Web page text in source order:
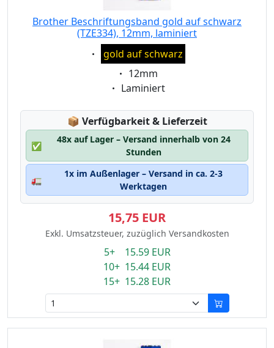
Brother Beschriftungsband gold auf schwarz
(TZE334), 12mm, laminiert
Eigenschaft:
gold auf schwarz
Eigenschaft:
12mm
Eigenschaft:
Laminiert
📦 Lagerstatus:
Verfügbarkeit & Lieferzeit
✅
48x auf Lager – Versand innerhalb von 24
Stunden
🚛
1x im Außenlager – Versand in ca. 2-3
Werktagen
15,75 EUR
Exkl. Umsatzsteuer, zuzüglich Versandkosten
5+ 15.59 EUR
10+ 15.44 EUR
15+ 15.28 EUR